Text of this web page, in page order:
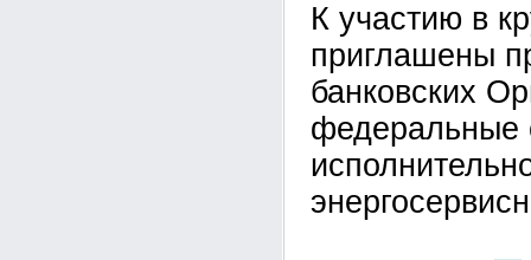
К участию в
приглашены
банковских
федеральные